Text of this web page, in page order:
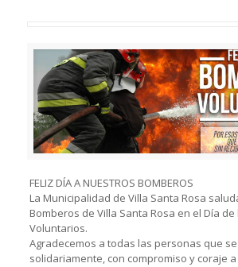
FELIZ DÍA A NUESTROS BOMBEROS
La Municipalidad de Villa Santa Rosa
Bomberos de Villa Santa Rosa en el Día
Voluntarios.
Agradecemos a todas las personas que
solidariamente, con compromiso y coraje